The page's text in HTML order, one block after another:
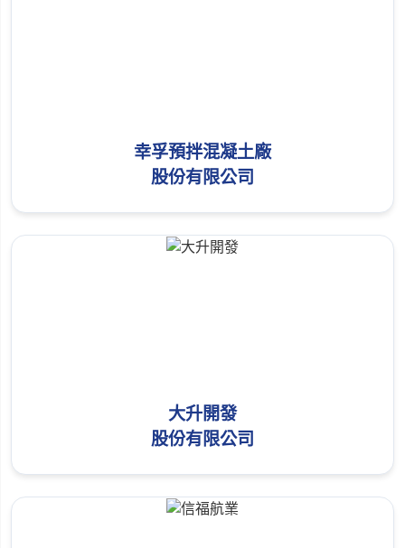
幸孚預拌混凝土廠
股份有限公司
大升開發
股份有限公司